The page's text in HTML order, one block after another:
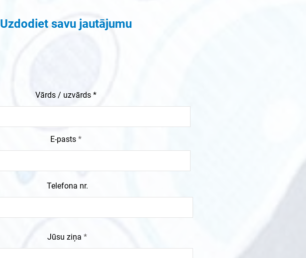
Uzdodiet savu jautājumu
Vārds / uzvārds
E-pasts
Telefona nr.
Jūsu ziņa